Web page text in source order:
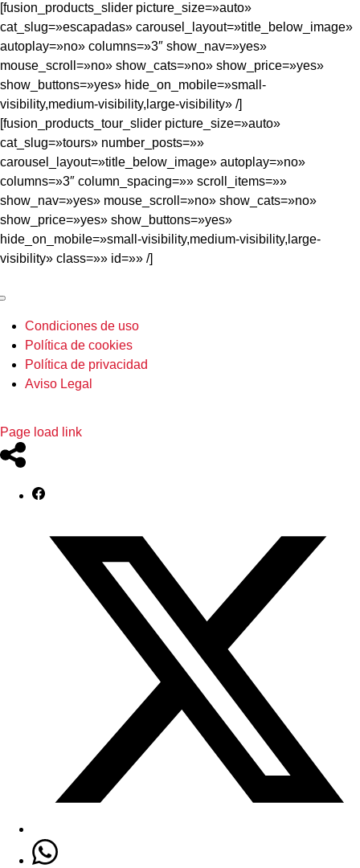
[fusion_products_slider picture_size=»auto»
cat_slug=»escapadas» carousel_layout=»title_below_image»
autoplay=»no» columns=»3″ show_nav=»yes»
mouse_scroll=»no» show_cats=»no» show_price=»yes»
show_buttons=»yes» hide_on_mobile=»small-
visibility,medium-visibility,large-visibility» /]
[fusion_products_tour_slider picture_size=»auto»
cat_slug=»tours» number_posts=»»
carousel_layout=»title_below_image» autoplay=»no»
columns=»3″ column_spacing=»» scroll_items=»»
show_nav=»yes» mouse_scroll=»no» show_cats=»no»
show_price=»yes» show_buttons=»yes»
hide_on_mobile=»small-visibility,medium-visibility,large-
visibility» class=»» id=»» /]
Condiciones de uso
Política de cookies
Política de privacidad
Aviso Legal
Page load link